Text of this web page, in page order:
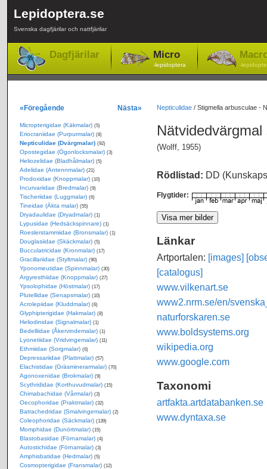
Lepidoptera.se
Svenska dagfjärilar och nattfjärilar
Dagfjärilar Micro
-lepidoptera -
Nepticulidae/ Stigmella arbusculae -
Nätvidedvärgmal
(Wolff, 1955)
Rödlistad: DD
Flygtider:
Länkar
Artportalen: [images]
[catalogus]
www.vilkenart.se
www2.nrm.se/en/
naturforskaren.se
www.boldsystems.org
wikipedia.org
www.google.com
Taxonomi
artfakta.artdatabanken.se
www.dyntaxa.se
«Föregående Nästa»
Micropterigidae (Käkmalar) (5)
Eriocraniidae (Purpurmalar) (8)
Nepticulidae (Dvärgmalar) (92)
Opostegidae (Ögonlocksmalar) (3)
Heliozelidae (Bladhålmalar) (5)
Adelidae (Antennmalar) (21)
Prodoxidae (Knoppmalar) (10)
Incurvariidae (Bredmalar) (9)
Tischeriidae (Luggmalar) (6)
Tineidae (Äkta malar) (55)
Dryadaulidae (Dryadmalar) (1)
Lypusidae (Hedsäckspinnare) (1)
Roeslerstammiidae (Bronsmalar) (1)
Douglasiidae (Skäckmalar) (5)
Bucculatricidae (Kronmalar) (17)
Gracillariidae (Styltmalar) (90)
Yponomeutidae (Spinnmalar) (30)
Argyresthiidae (Knoppmalar) (27)
Ypsolophidae (Höstmalar) (17)
Plutellidae (Senapsmalar) (10)
Acrolepiidae (Kluddmalar) (6)
Glyphipterigidae (Hakmalar) (8)
Heliodinidae (Signalmalar) (1)
Bedelliidae (Åkervindemalar) (1)
Lyonetiidae (Vridvingemalar) (11)
Ethmiidae (Sorgmalar) (6)
Depressariidae (Plattmalar) (57)
Elachistidae (Gräsminerarmalar) (70)
Agonoxenidae (Brokmalar) (9)
Scythrididae (Korthuvudmalar) (15)
Chimabachidae (Vårmalar) (3)
Oecophoridae (Praktmalar) (32)
Batrachedridae (Smalvingemalar) (2)
Coleophoridae (Säckmalar) (139)
Momphidae (Dunörtmalar) (15)
Blastobasidae (Förnamalar) (4)
Autostichidae (Förnamalar) (3)
Amphisbatidae (Hedmalar) (5)
Cosmopterigidae (Fransmalar) (12)